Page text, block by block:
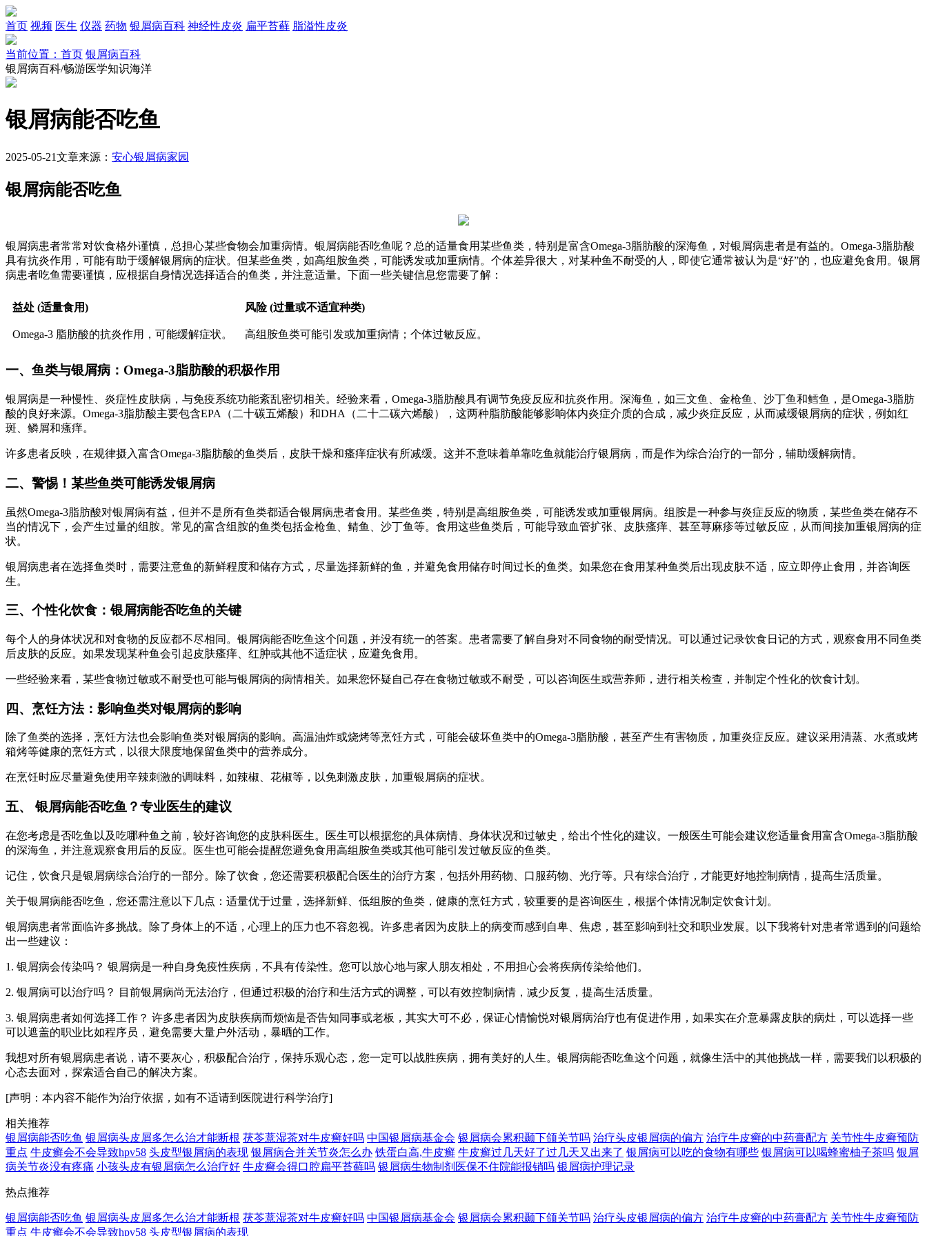
首页 视频 医生 仪器 药物 银屑病百科 神经性皮炎 扁平苔藓 脂溢性皮炎
当前位置：首页 银屑病百科
银屑病百科/畅游医学知识海洋
银屑病能否吃鱼
2025-05-21文章来源： 安心银屑病家园
银屑病能否吃鱼
银屑病患者常常对饮食格外谨慎，总担心某些食物会加重病情。银屑病能否吃鱼呢？总的适量食用某些鱼类，特别是富含Omega-3脂肪酸的深海鱼，对银屑病患者是有益的。Omega-3脂肪酸
具有抗炎作用，可能有助于缓解银屑病的症状。但某些鱼类，如高组胺鱼类，可能诱发或加重病情。个体差异很大，对某种鱼不耐受的人，即使它通常被认为是“好”的，也应避免食用。银屑
病患者吃鱼需要谨慎，应根据自身情况选择适合的鱼类，并注意适量。下面一些关键信息您需要了解：
益处 (适量食用) 风险 (过量或不适宜种类)
Omega-3 脂肪酸的抗炎作用，可能缓解症状。 高组胺鱼类可能引发或加重病情；个体过敏反应。
一、鱼类与银屑病：Omega-3脂肪酸的积极作用
银屑病是一种慢性、炎症性皮肤病，与免疫系统功能紊乱密切相关。经验来看，Omega-3脂肪酸具有调节免疫反应和抗炎作用。深海鱼，如三文鱼、金枪鱼、沙丁鱼和鳕鱼，是Omega-3脂肪
酸的良好来源。Omega-3脂肪酸主要包含EPA（二十碳五烯酸）和DHA（二十二碳六烯酸），这两种脂肪酸能够影响体内炎症介质的合成，减少炎症反应，从而减缓银屑病的症状，例如红
斑、鳞屑和瘙痒。
许多患者反映，在规律摄入富含Omega-3脂肪酸的鱼类后，皮肤干燥和瘙痒症状有所减缓。这并不意味着单靠吃鱼就能治疗银屑病，而是作为综合治疗的一部分，辅助缓解病情。
二、警惕！某些鱼类可能诱发银屑病
虽然Omega-3脂肪酸对银屑病有益，但并不是所有鱼类都适合银屑病患者食用。某些鱼类，特别是高组胺鱼类，可能诱发或加重银屑病。组胺是一种参与炎症反应的物质，某些鱼类在储存不
当的情况下，会产生过量的组胺。常见的富含组胺的鱼类包括金枪鱼、鲭鱼、沙丁鱼等。食用这些鱼类后，可能导致血管扩张、皮肤瘙痒、甚至荨麻疹等过敏反应，从而间接加重银屑病的症
状。
银屑病患者在选择鱼类时，需要注意鱼的新鲜程度和储存方式，尽量选择新鲜的鱼，并避免食用储存时间过长的鱼类。如果您在食用某种鱼类后出现皮肤不适，应立即停止食用，并咨询医
生。
三、个性化饮食：银屑病能否吃鱼的关键
每个人的身体状况和对食物的反应都不尽相同。银屑病能否吃鱼这个问题，并没有统一的答案。患者需要了解自身对不同食物的耐受情况。可以通过记录饮食日记的方式，观察食用不同鱼类
后皮肤的反应。如果发现某种鱼会引起皮肤瘙痒、红肿或其他不适症状，应避免食用。
一些经验来看，某些食物过敏或不耐受也可能与银屑病的病情相关。如果您怀疑自己存在食物过敏或不耐受，可以咨询医生或营养师，进行相关检查，并制定个性化的饮食计划。
四、烹饪方法：影响鱼类对银屑病的影响
除了鱼类的选择，烹饪方法也会影响鱼类对银屑病的影响。高温油炸或烧烤等烹饪方式，可能会破坏鱼类中的Omega-3脂肪酸，甚至产生有害物质，加重炎症反应。建议采用清蒸、水煮或烤
箱烤等健康的烹饪方式，以很大限度地保留鱼类中的营养成分。
在烹饪时应尽量避免使用辛辣刺激的调味料，如辣椒、花椒等，以免刺激皮肤，加重银屑病的症状。
五、 银屑病能否吃鱼？专业医生的建议
在您考虑是否吃鱼以及吃哪种鱼之前，较好咨询您的皮肤科医生。医生可以根据您的具体病情、身体状况和过敏史，给出个性化的建议。一般医生可能会建议您适量食用富含Omega-3脂肪酸
的深海鱼，并注意观察食用后的反应。医生也可能会提醒您避免食用高组胺鱼类或其他可能引发过敏反应的鱼类。
记住，饮食只是银屑病综合治疗的一部分。除了饮食，您还需要积极配合医生的治疗方案，包括外用药物、口服药物、光疗等。只有综合治疗，才能更好地控制病情，提高生活质量。
关于银屑病能否吃鱼，您还需注意以下几点：适量优于过量，选择新鲜、低组胺的鱼类，健康的烹饪方式，较重要的是咨询医生，根据个体情况制定饮食计划。
银屑病患者常面临许多挑战。除了身体上的不适，心理上的压力也不容忽视。许多患者因为皮肤上的病变而感到自卑、焦虑，甚至影响到社交和职业发展。以下我将针对患者常遇到的问题给
出一些建议：
1. 银屑病会传染吗？ 银屑病是一种自身免疫性疾病，不具有传染性。您可以放心地与家人朋友相处，不用担心会将疾病传染给他们。
2. 银屑病可以治疗吗？ 目前银屑病尚无法治疗，但通过积极的治疗和生活方式的调整，可以有效控制病情，减少反复，提高生活质量。
3. 银屑病患者如何选择工作？ 许多患者因为皮肤疾病而烦恼是否告知同事或老板，其实大可不必，保证心情愉悦对银屑病治疗也有促进作用，如果实在介意暴露皮肤的病灶，可以选择一些
可以遮盖的职业比如程序员，避免需要大量户外活动，暴晒的工作。
我想对所有银屑病患者说，请不要灰心，积极配合治疗，保持乐观心态，您一定可以战胜疾病，拥有美好的人生。银屑病能否吃鱼这个问题，就像生活中的其他挑战一样，需要我们以积极的
心态去面对，探索适合自己的解决方案。
[声明：本内容不能作为治疗依据，如有不适请到医院进行科学治疗]
相关推荐
银屑病能否吃鱼 银屑病头皮屑多怎么治才能断根 茯苓薏湿茶对牛皮癣好吗 中国银屑病基金会 银屑病会累积颞下颌关节吗 治疗头皮银屑病的偏方 治疗牛皮癣的中药膏配方 关节性牛皮癣预防
重点 牛皮癣会不会导致hpv58 头皮型银屑病的表现 银屑病合并关节炎怎么办 铁蛋白高,牛皮癣 牛皮癣过几天好了过几天又出来了 银屑病可以吃的食物有哪些 银屑病可以喝蜂蜜柚子茶吗 银屑
病关节炎没有疼痛 小孩头皮有银屑病怎么治疗好 牛皮癣会得口腔扁平苔藓吗 银屑病生物制剂医保不住院能报销吗 银屑病护理记录
热点推荐
银屑病能否吃鱼 银屑病头皮屑多怎么治才能断根 茯苓薏湿茶对牛皮癣好吗 中国银屑病基金会 银屑病会累积颞下颌关节吗 治疗头皮银屑病的偏方 治疗牛皮癣的中药膏配方 关节性牛皮癣预防
重点 牛皮癣会不会导致hpv58 头皮型银屑病的表现